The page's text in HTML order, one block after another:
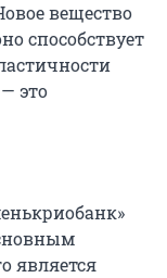
вещество
способствует
это
является